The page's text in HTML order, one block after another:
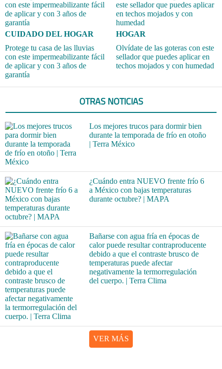
CUIDADO DEL HOGAR
Protege tu casa de las lluvias
con este impermeabilizante fácil
de aplicar y con 3 años de
garantía
HOGAR
Olvídate de las goteras con este
sellador que puedes aplicar en
techos mojados y con humedad
OTRAS NOTICIAS
Los mejores trucos para dormir bien
durante la temporada de frío en otoño
| Terra México
¿Cuándo entra NUEVO frente frío 6
a México con bajas temperaturas
durante octubre? | MAPA
Bañarse con agua fría en épocas de
calor puede resultar contraproducente
debido a que el contraste brusco de
temperaturas puede afectar
negativamente la termorregulación
del cuerpo. | Terra Clima
VER MÁS